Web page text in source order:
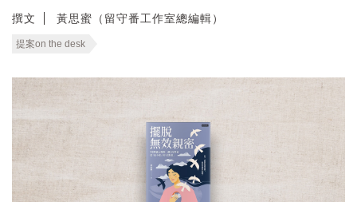
撰文 黃思蜜（留守番工作室總編輯）
提案on the desk